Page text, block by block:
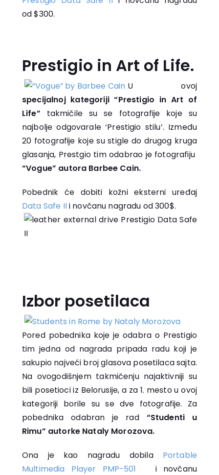
od $300.
Prestigio in Art of Life.
U ovoj
specijalnoj kategoriji “Prestigio in Art of
Life” takmičile su se fotografije koje su
najbolje odgovarale ‘Prestigio stilu’. Između
20 fotografije koje su stigle do drugog kruga
glasanja, Prestgio tim odabrao je fotografiju
“Vogue” autora Barbee Cain.
Pobednik će dobiti kožni eksterni uređaj
Data Safe IIi novčanu nagradu od 300$.
Izbor posetilaca
Pored pobednika koje je odabra o Prestigio
tim jedna od nagrada pripada radu koji je
sakupio najveći broj glasova posetilaca sajta.
Na ovogodišnjem takmičenju najaktivniji su
bili posetioci iz Belorusije, a za 1. mesto u ovoj
kategoriji borile su se dve fotografije. Za
pobednika odabran je rad “Studenti u
Rimu” autorke Nataly Morozova.
Ona je kao nagradu dobila Portable
Multimedia Player PMP-501
i novčanu